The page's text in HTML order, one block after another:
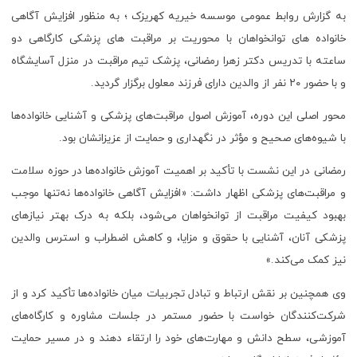
به گزارش روابط عمومی موسسه خیریه کهریزک ؛ به منظور افزایش آگاهی
خانواده های توانخواهان با محوریت بر مراقبت های پزشکی کارگاهی دو
ساعته با تدریس دکتر زهرا رمضانی، پزشک تیم مراقبت در منزل آسایشگاه
و با حضور ۲۰ نفر از والدین دارای فرزند معلول برگزار گردید.
محور اصلی این دوره، آموزش اصول مراقبت‌های پزشکی و آشنایی خانواده‌ها
با شیوه‌های صحیح و مؤثر در نگهداری و حمایت از عزیزانشان بود.
رمضانی در این نشست با تأکید بر اهمیت آموزش خانواده‌ها در حوزه سلامت
و مراقبت‌های پزشکی اظهار داشت: «افزایش آگاهی خانواده‌ها نه‌تنها موجب
بهبود کیفیت مراقبت از توانخواهان می‌شود، بلکه به درک بهتر نیازهای
پزشکی آنان، آشنایی با حقوق و مزایا، و کاهش اضطراب و استرس والدین
نیز کمک می‌کند.»
وی همچنین بر نقش ارتباط و تبادل تجربیات میان خانواده‌ها تأکید کرد و از
شرکت‌کنندگان خواست با حضور مستمر در جلسات مشاوره و کارگاه‌های
آموزشی، سطح دانش و مهارت‌های خود را ارتقاء دهند و در مسیر حمایت